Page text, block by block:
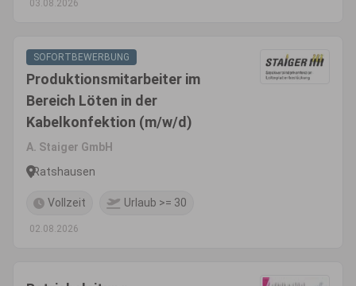
03.08.2026
SOFORTBEWERBUNG
Produktionsmitarbeiter im
Bereich Löten in der
Kabelkonfektion (m/w/d)
A. Staiger GmbH
Ratshausen
Vollzeit Urlaub >= 30
02.08.2026